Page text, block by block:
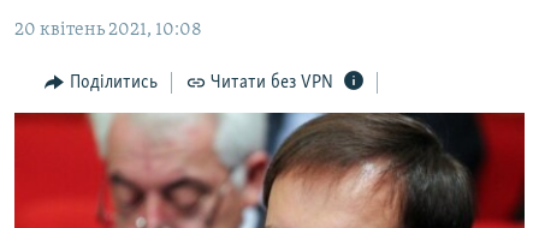
основної
Перейти
до
БЛОГИ
ПОГЛЯД
ІНТЕРВ'Ю
ВСЕ ЗА ДЕНЬ
СПЕЦПРОЕКТИ
20 квітень 2021, 10:08
Поділитись Читати без VPN